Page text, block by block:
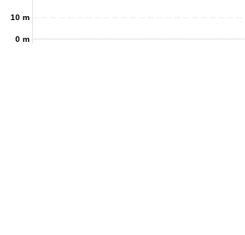
0 m
10 m